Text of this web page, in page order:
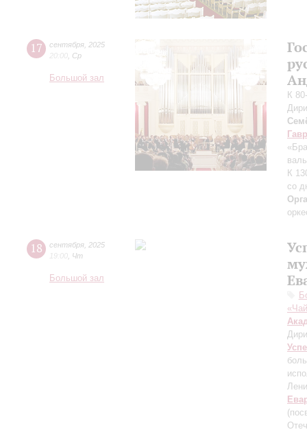
17 сентября 2025
20:00 Ср
Большой зал
К
К
со
18 сентября 2025
19:00 Чт
Большой зал